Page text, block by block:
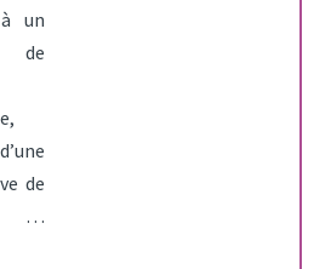
un
de
de
…